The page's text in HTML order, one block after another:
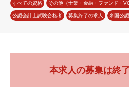
すべての資格 その他（士業・金融・ファンド・VC
公認会計士試験合格者 募集終了の求人 米国公
本求人の募集は終